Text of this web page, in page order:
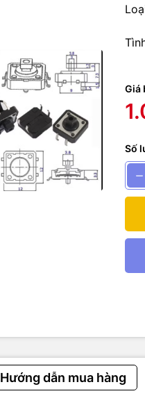
Giá
Số
Hướng dẫn mua hàng
Thông số kỹ
Nút nhấn 4 chân